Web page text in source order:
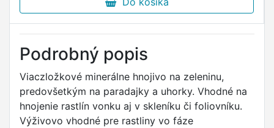
Podrobný popis
Viaczložkové minerálne hnojivo na zeleninu,
predovšetkým na paradajky a uhorky. Vhodné na
hnojenie rastlín vonku aj v skleníku či foliovníku.
Výživovo vhodné pre rastliny vo fáze